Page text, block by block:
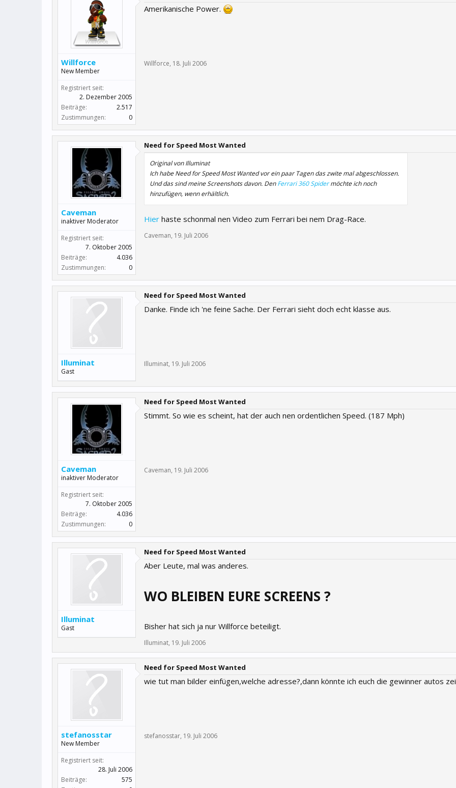
Willforce
New Member
Registriert seit:
2. Dezember 2005
Beiträge:
2.517
Zustimmungen:
0
Amerikanische Power.
Willforce, 18. Juli 2006
Caveman
inaktiver Moderator
Registriert seit:
7. Oktober 2005
Beiträge:
4.036
Zustimmungen:
0
Need for Speed Most Wanted
Original von Illuminat
Ich habe Need for Speed Most Wanted vor ein paar Tagen das zwite mal abgeschlossen.
Und das sind meine Screenshots davon. DenFerrari 360 Spidermöchte ich noch
hinzufügen, wenn erhältlich.
Hier haste schonmal nen Video zum Ferrari bei nem Drag-Race.
Caveman, 19. Juli 2006
Illuminat
Gast
Need for Speed Most Wanted
Danke. Finde ich 'ne feine Sache. Der Ferrari sieht doch echt klasse aus.
Illuminat, 19. Juli 2006
Caveman
inaktiver Moderator
Registriert seit:
7. Oktober 2005
Beiträge:
4.036
Zustimmungen:
0
Need for Speed Most Wanted
Stimmt. So wie es scheint, hat der auch nen ordentlichen Speed. (187 Mph)
Caveman, 19. Juli 2006
Illuminat
Gast
Need for Speed Most Wanted
Aber Leute, mal was anderes.
WO BLEIBEN EURE SCREENS ?
Bisher hat sich ja nur Willforce beteiligt.
Illuminat, 19. Juli 2006
stefanosstar
New Member
Registriert seit:
28. Juli 2006
Beiträge:
575
Need for Speed Most Wanted
wie tut man bilder einfügen,welche adresse?,dann könnte ich euch die gewinner autos
stefanosstar, 19. Juli 2006